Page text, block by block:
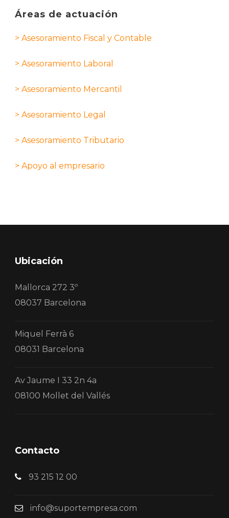
Áreas de actuación
> Asesoramiento Fiscal y Contable
> Asesoramiento Laboral
> Asesoramiento Mercantil
> Asesoramiento Legal
> Asesoramiento Tributario
> Apoyo al empresario
Ubicación
Mallorca 272 3º
08037 Barcelona
Miquel Ferrà 6
08031 Barcelona
Av Jaume I 33 2n 4a
08100 Mollet del Vallés
Contacto
93 215 12 00
info@suportempresa.com